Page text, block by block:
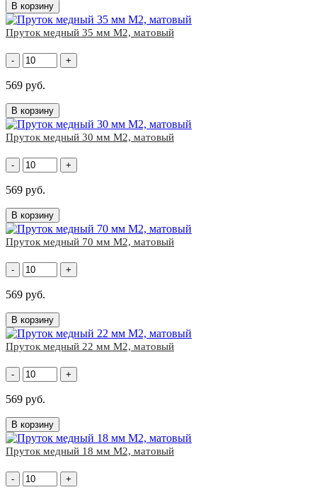
В корзину
Пруток медный 35 мм М2, матовый
- +
569 руб.
В корзину
Пруток медный 30 мм М2, матовый
- +
569 руб.
В корзину
Пруток медный 70 мм М2, матовый
- +
569 руб.
В корзину
Пруток медный 22 мм М2, матовый
- +
569 руб.
В корзину
Пруток медный 18 мм М2, матовый
- +